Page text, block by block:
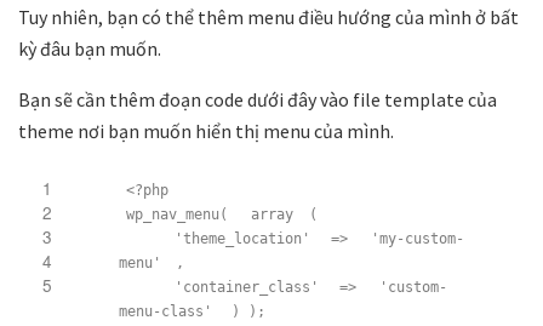
Tuy nhiên, bạn có thể thêm menu điều hướng của mình ở bất
kỳ đâu bạn muốn.
Bạn sẽ cần thêm đoạn code dưới đây vào file template của
theme nơi bạn muốn hiển thị menu của mình.
1
2
3
4
5
<?php
wp_nav_menu(
array
(
'theme_location'
=>
'my-custom-
menu'
,
'container_class'
=>
'custom-
menu-class'
) );